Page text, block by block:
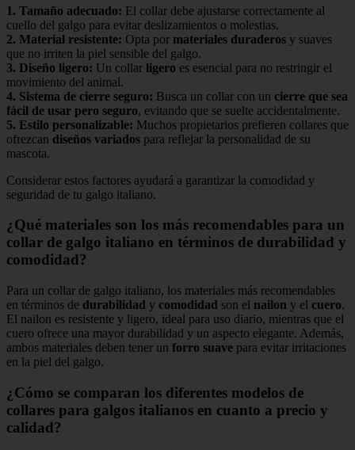
1. Tamaño adecuado: El collar debe ajustarse correctamente al
cuello del galgo para evitar deslizamientos o molestias.
2. Material resistente: Opta por materiales duraderos y suaves
que no irriten la piel sensible del galgo.
3. Diseño ligero: Un collar ligero es esencial para no restringir el
movimiento del animal.
4. Sistema de cierre seguro: Busca un collar con un cierre que sea
fácil de usar pero seguro, evitando que se suelte accidentalmente.
5. Estilo personalizable: Muchos propietarios prefieren collares que
ofrezcan diseños variados para reflejar la personalidad de su
mascota.
Considerar estos factores ayudará a garantizar la comodidad y
seguridad de tu galgo italiano.
¿Qué materiales son los más recomendables para un
collar de galgo italiano en términos de durabilidad y
comodidad?
Para un collar de galgo italiano, los materiales más recomendables
en términos de durabilidad y comodidad son el nailon y el cuero.
El nailon es resistente y ligero, ideal para uso diario, mientras que el
cuero ofrece una mayor durabilidad y un aspecto elegante. Además,
ambos materiales deben tener un forro suave para evitar irritaciones
en la piel del galgo.
¿Cómo se comparan los diferentes modelos de
collares para galgos italianos en cuanto a precio y
calidad?